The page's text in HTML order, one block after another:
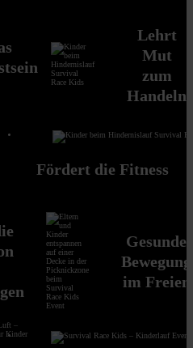
Lehrt
Mut
zum
Handeln
Fördert die Fitness
Gesunde
Bewegung
im Freien